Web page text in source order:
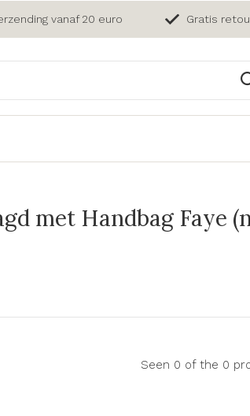
vanaf 20 euro Gratis
met Handbag Faye
Seen 0 of the 0